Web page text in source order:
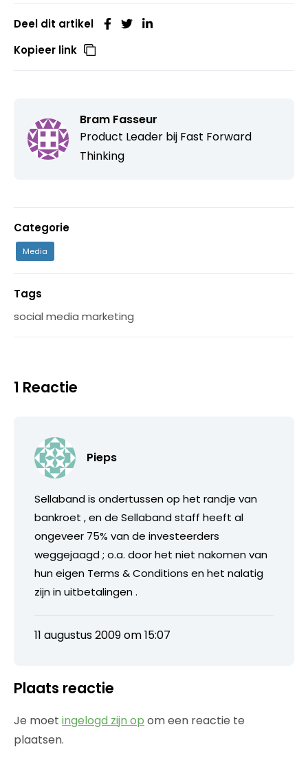
Deel dit artikel
Kopieer link
Bram Fasseur
Product Leader bij Fast Forward
Thinking
Categorie
Media
Tags
social media marketing
1 Reactie
Pieps
Sellaband is ondertussen op het randje van
bankroet , en de Sellaband staff heeft al
ongeveer 75% van de investeerders
weggejaagd ; o.a. door het niet nakomen van
hun eigen Terms & Conditions en het nalatig
zijn in uitbetalingen .
11 augustus 2009 om 15:07
Plaats reactie
Je moet ingelogd zijn op om een reactie te
plaatsen.